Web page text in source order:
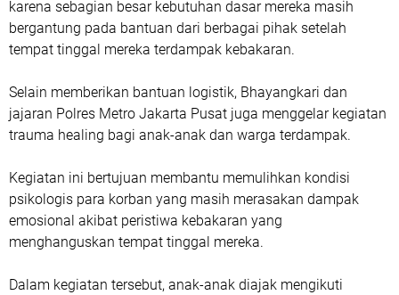
karena sebagian besar kebutuhan dasar mereka masih
bergantung pada bantuan dari berbagai pihak setelah
tempat tinggal mereka terdampak kebakaran.
Selain memberikan bantuan logistik, Bhayangkari dan
jajaran Polres Metro Jakarta Pusat juga menggelar kegiatan
trauma healing bagi anak-anak dan warga terdampak.
Kegiatan ini bertujuan membantu memulihkan kondisi
psikologis para korban yang masih merasakan dampak
emosional akibat peristiwa kebakaran yang
menghanguskan tempat tinggal mereka.
Dalam kegiatan tersebut, anak-anak diajak mengikuti